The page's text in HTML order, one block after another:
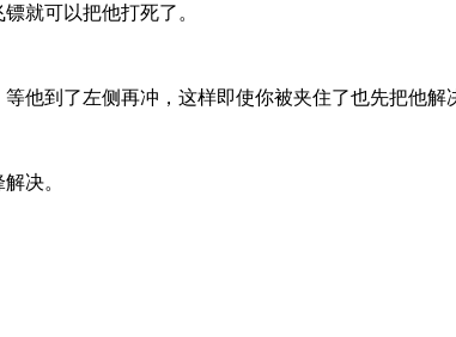
就可以把他打死了。
他到了左侧再冲，这样即使你被夹住了也先把他解
决。